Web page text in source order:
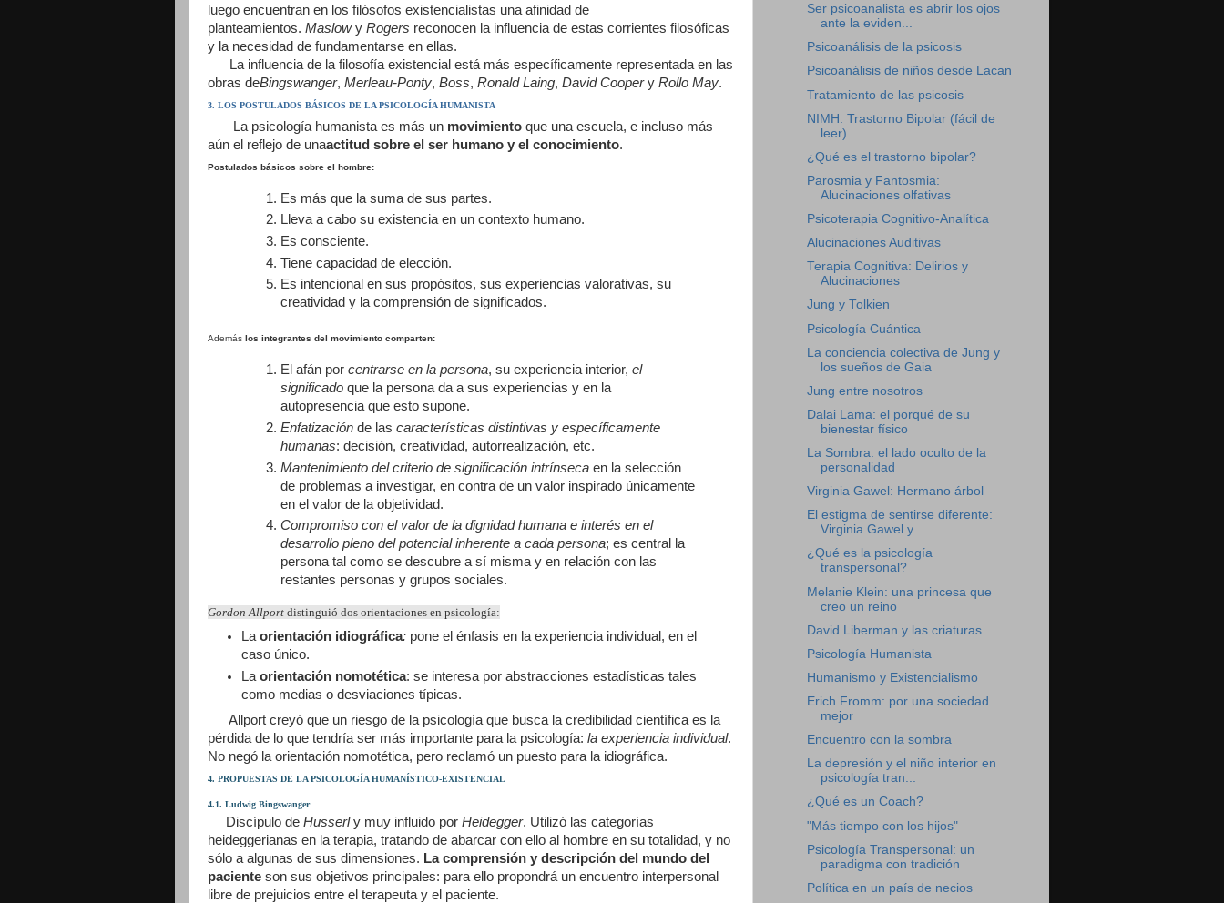
luego encuentran en los filósofos existencialistas una afinidad de
planteamientos. Maslowy Rogers reconocen la influencia de estas corrientes filosóficas
y la necesidad de fundamentarse en ellas.
La influencia de la filosofía existencial está más específicamente representada en las
obras deBingswanger, Merleau-Ponty, Boss, Ronald Laing, David Coopery Rollo May.
3. LOS POSTULADOS BÁSICOS DE LA PSICOLOGÍA HUMANISTA
La psicología humanista es más un movimiento que una escuela, e incluso más
aún el reflejo de unaactitud sobre el ser humano y el conocimiento.
Postulados básicos sobre el hombre:
Es más que la suma de sus partes.
Lleva a cabo su existencia en un contexto humano.
Es consciente.
Tiene capacidad de elección.
Es intencional en sus propósitos, sus experiencias valorativas, su
creatividad y la comprensión de significados.
Además los integrantes del movimiento comparten:
El afán por centrarse en la persona, su experiencia interior, el
significado que la persona da a sus experiencias y en la
autopresencia que esto supone.
Enfatización de las características distintivas y específicamente
humanas: decisión, creatividad, autorrealización, etc.
Mantenimiento del criterio de significación intrínseca en la selección
de problemas a investigar, en contra de un valor inspirado únicamente
en el valor de la objetividad.
Compromiso con el valor de la dignidad humana e interés en el
desarrollo pleno del potencial inherente a cada persona; es central la
persona tal como se descubre a sí misma y en relación con las
restantes personas y grupos sociales.
Gordon Allport distinguió dos orientaciones en psicología:
Laorientación idiográfica: pone el énfasis en la experiencia individual, en el
caso único.
Laorientación nomotética: se interesa por abstracciones estadísticas tales
como medias o desviaciones típicas.
Allport creyó que un riesgo de la psicología que busca la credibilidad científica es la
pérdida de lo que tendría ser más importante para la psicología: la experiencia individual.
No negó la orientación nomotética, pero reclamó un puesto para la idiográfica.
4. PROPUESTAS DE LA PSICOLOGÍA HUMANÍSTICO-EXISTENCIAL
4.1. Ludwig Bingswanger
Discípulo de Husserly muy influido por Heidegger. Utilizó las categorías
heideggerianas en la terapia, tratando de abarcar con ello al hombre en su totalidad, y no
sólo a algunas de sus dimensiones. La comprensión y descripción del mundo del
paciente son sus objetivos principales: para ello propondrá un encuentro interpersonal
libre de prejuicios entre el terapeuta y el paciente.
Ser psicoanalista es abrir los ojos
ante la eviden...
Psicoanálisis de la psicosis
Psicoanálisis de niños desde Lacan
Tratamiento de las psicosis
NIMH: Trastorno Bipolar (fácil de
leer)
¿Qué es el trastorno bipolar?
Parosmia y Fantosmia:
Alucinaciones olfativas
Psicoterapia Cognitivo-Analítica
Alucinaciones Auditivas
Terapia Cognitiva: Delirios y
Alucinaciones
Jung y Tolkien
Psicología Cuántica
La conciencia colectiva de Jung y
los sueños de Gaia
Jung entre nosotros
Dalai Lama: el porqué de su
bienestar físico
La Sombra: el lado oculto de la
personalidad
Virginia Gawel: Hermano árbol
El estigma de sentirse diferente:
Virginia Gawel y...
¿Qué es la psicología
transpersonal?
Melanie Klein: una princesa que
creo un reino
David Liberman y las criaturas
Psicología Humanista
Humanismo y Existencialismo
Erich Fromm: por una sociedad
mejor
Encuentro con la sombra
La depresión y el niño interior en
psicología tran...
¿Qué es un Coach?
"Más tiempo con los hijos"
Psicología Transpersonal: un
paradigma con tradición
Política en un país de necios